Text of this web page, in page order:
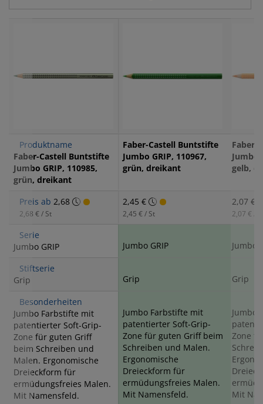
Produktname
Faber-Castell Buntstifte
Jumbo GRIP, 110985,
grün, dreikant
Faber-Castell Buntstifte
Jumbo GRIP, 110967,
grün, dreikant
Faber-
Jumbo
gelb,
Preis ab 2,68
2,68 € / St
2,45 €
2,45 € / St
2,07 €
2,07 € /
Serie
Jumbo GRIP
Jumbo GRIP Jumbo
Stiftserie
Grip
Grip Grip
Besonderheiten
Jumbo Farbstifte mit
patentierter Soft-Grip-
Zone für guten Griff
beim Schreiben und
Malen. Ergonomische
Dreieckform für
ermüdungsfreies Malen.
Mit Namensfeld.
Jumbo Farbstifte mit
patentierter Soft-Grip-
Zone für guten Griff beim
Schreiben und Malen.
Ergonomische
Dreieckform für
ermüdungsfreies Malen.
Mit Namensfeld.
Jumbo
Zone
Mit